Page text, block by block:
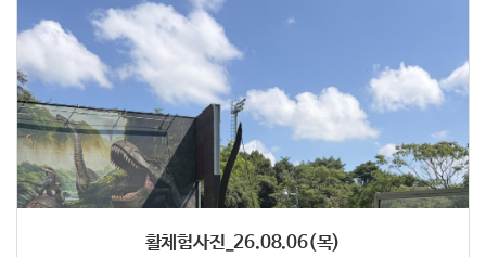
활체험사진_26.08.06(목)